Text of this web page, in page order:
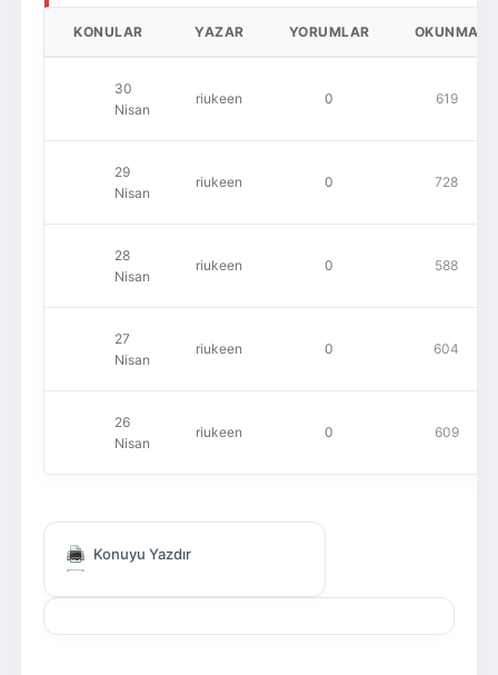
KONULAR YAZAR YORUMLAR OKUNMA
30
Nisan
riukeen 0 619
29
Nisan
riukeen 0 728
28
Nisan
riukeen 0 588
27
Nisan
riukeen 0 604
26
Nisan
riukeen 0 609
Konuyu Yazdır